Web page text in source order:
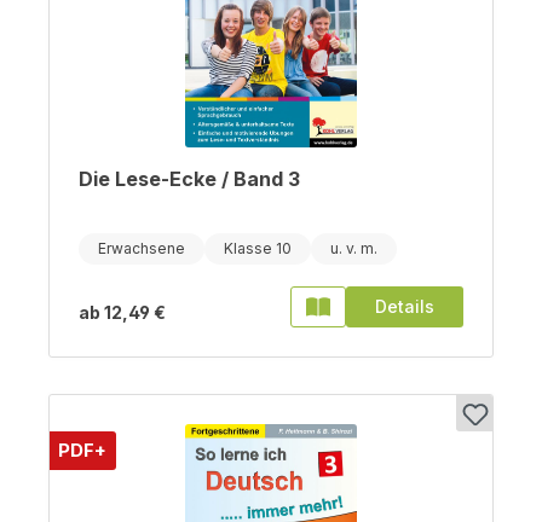
Die Lese-Ecke / Band 3
Erwachsene Klasse 10
ab 12,49 € Details
PDF+